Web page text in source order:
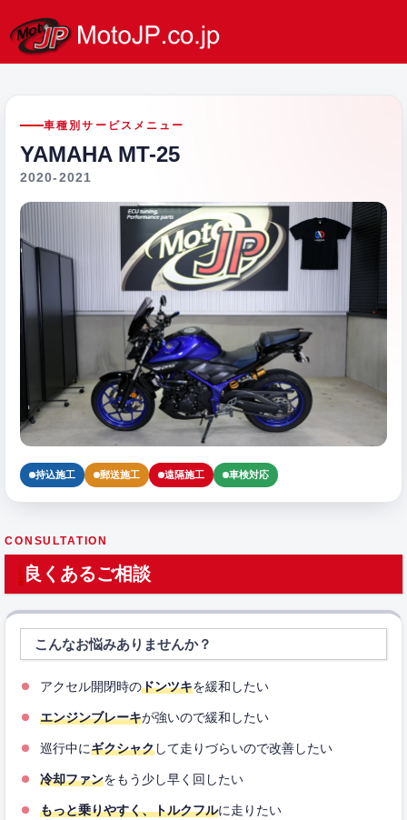
車種別サービスメニュー
YAMAHA MT-25
2020-2021
持込施工 郵送施工 遠隔施工 車検対応
CONSULTATION
良くあるご相談
こんなお悩みありませんか？
アクセル開閉時のドンツキを緩和したい
エンジンブレーキが強いので緩和したい
巡行中にギクシャクして走りづらいので改善したい
冷却ファンをもう少し早く回したい
もっと乗りやすく、トルクフルに走りたい